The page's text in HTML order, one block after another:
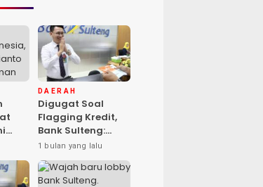
DAERAH
Digugat Soal
Flagging Kredit,
Bank Sulteng:
Kebijakan Berlaku
untuk Seluruh
Debitur ASN
1 bulan yang lalu